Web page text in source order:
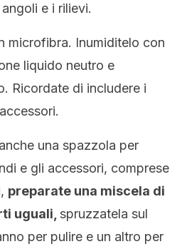
e i rilievi.
microfibra. Inumiditelo con
liquido neutro e
Ricordate di includere i
una spazzola per
e gli accessori, comprese
preparate una miscela di
uguali, spruzzatela sul
per pulire e un altro per